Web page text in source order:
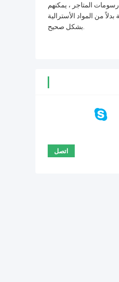
المتاجر ، يمكنهم
بدلاً من المواد الأسترالية
بشكل صحيح.